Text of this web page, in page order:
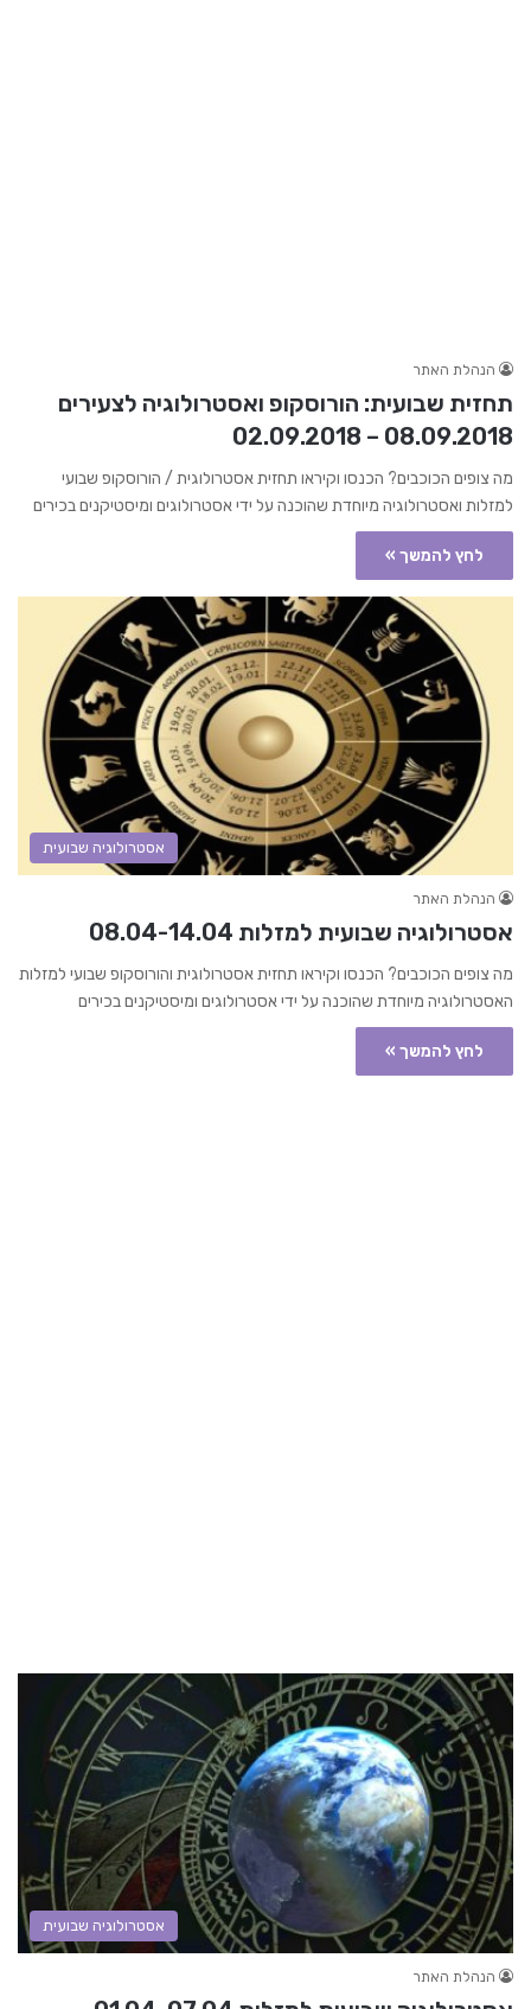
הנהלת האתר
תחזית שבועית: הורוסקופ ואסטרולוגיה לצעירים
08.09.2018 – 02.09.2018
מה צופים הכוכבים? הכנסו וקיראו תחזית אסטרולוגית / הורוסקופ שבועי
למזלות ואסטרולוגיה מיוחדת שהוכנה על ידי אסטרולוגים ומיסטיקנים בכירים
לחץ להמשך »
אסטרולוגיה שבועית
הנהלת האתר
אסטרולוגיה שבועית למזלות 08.04-14.04
מה צופים הכוכבים? הכנסו וקיראו תחזית אסטרולוגית והורוסקופ שבועי למזלות
האסטרולוגיה מיוחדת שהוכנה על ידי אסטרולוגים ומיסטיקנים בכירים
לחץ להמשך »
אסטרולוגיה שבועית
הנהלת האתר